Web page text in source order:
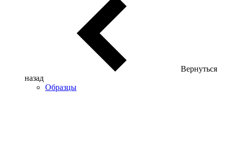
Вернуться
назад
Образцы